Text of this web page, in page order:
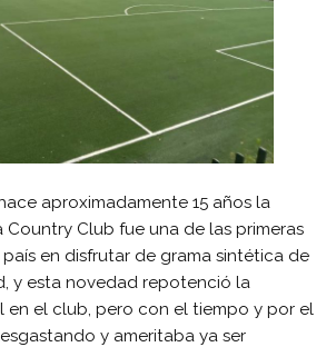
aproximadamente 15 años la
Country Club fue una de las primeras
en disfrutar de grama sintética de
y esta novedad repotenció la
el club, pero con el tiempo y por el
y ameritaba ya ser